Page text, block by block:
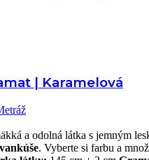
| Karamelová
a odolná látka s jemným
. Vyberte si farbu a